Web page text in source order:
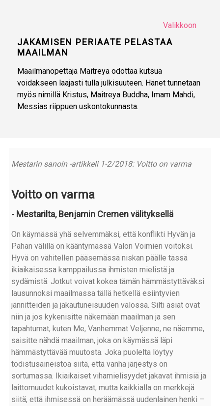
Valikkoon
JAKAMISEN PERIAATE PELASTAA
MAAILMAN
Maailmanopettaja Maitreya odottaa kutsua
voidakseen laajasti tulla julkisuuteen. Hänet tunnetaan
myös nimillä Kristus, Maitreya Buddha, Imam Mahdi,
Messias riippuen uskontokunnasta.
Mestarin sanoin -artikkeli 1-2/2018: Voitto on varma
Voitto on varma
- Mestarilta, Benjamin Cremen välityksellä
On käymässä yhä selvemmäksi, että konflikti Hyvän ja
Pahan välillä on kääntymässä Valon Voimien voitoksi.
Hyvä on vähitellen pääsemässä niskan päälle tässä
ikiaikaisessa kamppailussa ihmisten mielistä ja
sydämistä. Jotkut voivat kokea tämän hämmästyttäväksi
lausunnoksi maailmassa tällä hetkellä esiintyvien
jännitteiden ja jakautuneisuuden valossa. Silti asiat ovat
niin ja jos kykenisitte näkemään maailman ja sen
tapahtumat, kuten Me, Vanhemmat Veljenne, ne näemme,
saisitte nähdä maailman, joka on käymässä läpi
hämmästyttävää muutosta. Joka puolelta löytyy
todistusaineistoa siitä, että vanha järjestys on
sortumassa. Ikiaikaiset vihamielisyydet jakavat ihmisiä ja
laittomuudet kukoistavat, mutta kaikkialla on merkkejä
siitä, että ihmisessä on heräämässä uudenlainen henki –